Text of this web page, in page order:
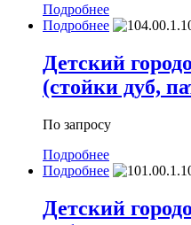
Подробнее
Подробнее
Детский
(стойки дуб,
По запросу
Подробнее
Подробнее
Детский